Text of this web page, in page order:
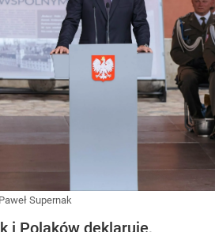
Paweł Supernak